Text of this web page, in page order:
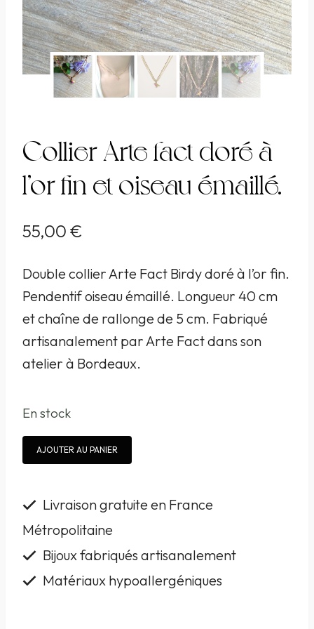
Collier Arte fact doré à
l’or fin et oiseau émaillé.
55,00€
Double collier Arte Fact Birdy doré à l’or fin.
Pendentif oiseau émaillé. Longueur 40 cm
et chaîne de rallonge de 5 cm. Fabriqué
artisanalement par Arte Fact dans son
atelier à Bordeaux.
En stock
quantité
de
Arte
fact
doré
à
AJOUTER AU PANIER
Livraison gratuite en France
Métropolitaine
Bijoux fabriqués artisanalement
Matériaux hypoallergéniques